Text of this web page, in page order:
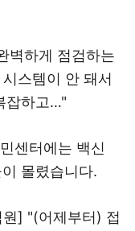
벽하게 점검하는
스템이 안 돼서
잡하고…"
센터에는 백신
몰렸습니다.
] "(어제부터) 접